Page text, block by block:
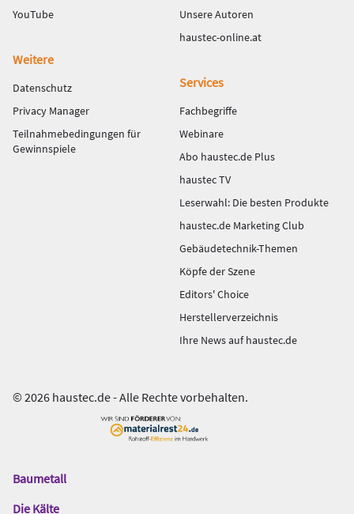
YouTube
Unsere Autoren
haustec-online.at
Weitere
Datenschutz
Privacy Manager
Teilnahmebedingungen für
Gewinnspiele
Services
Fachbegriffe
Webinare
Abo haustec.de Plus
haustec TV
Leserwahl: Die besten Produkte
haustec.de Marketing Club
Gebäudetechnik-Themen
Köpfe der Szene
Editors' Choice
Herstellerverzeichnis
Ihre News auf haustec.de
© 2026 haustec.de - Alle Rechte vorbehalten.
Das
Gentner
Baumetall
Die Kälte